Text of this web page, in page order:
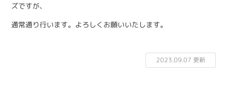
ズですが、
通常通り行います。よろしくお願いいたします。
2023.09.07 更新